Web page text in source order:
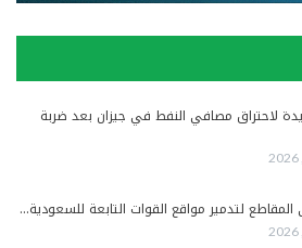
لاحتراق مصافي النفط في جيزان بعد ضربة
لتدمير مواقع القوات التابعة للسعودية…